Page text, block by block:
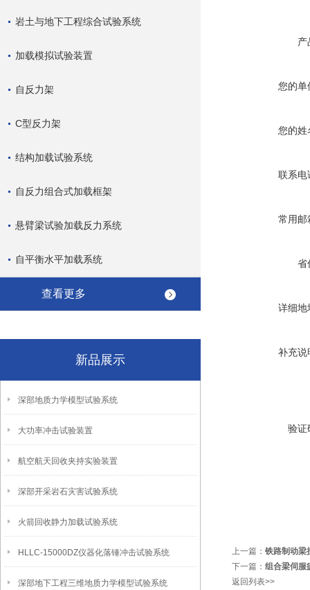
岩土与地下工程综合试验系统
加载模拟试验装置
自反力架
C型反力架
结构加载试验系统
自反力组合式加载框架
悬臂梁试验加载反力系统
自平衡水平加载系统
查看更多
新品展示
深部地质力学模型试验系统
大功率冲击试验装置
航空航天回收夹持实验装置
深部开采岩石灾害试验系统
火箭回收静力加载试验系统
HLLC-15000DZ仪器化落锤冲击试验系统
深部地下工程三维地质力学模型试验系统
产
您的单
您的姓
联系电
常用邮
省
详细地
补充说
验证
上一篇： 铁路制动梁
下一篇： 组合梁伺服
返回列表>>